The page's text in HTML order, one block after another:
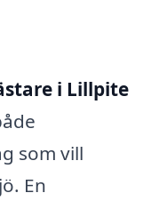
i Lillpite
som vill
En